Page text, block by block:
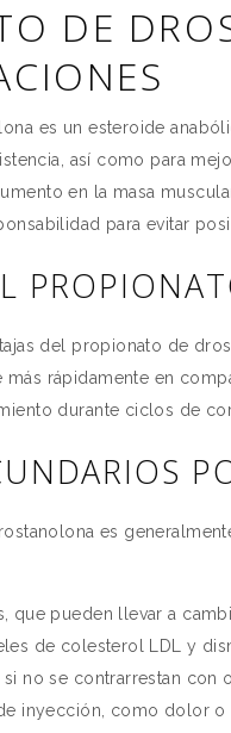
DE
es un esteroide
así como para
en la masa
para evitar
del propionato de
más rápidamente en
durante ciclos de
es
que pueden llevar a
de colesterol LDL y
no se contrarrestan con
inyección, como dolor o